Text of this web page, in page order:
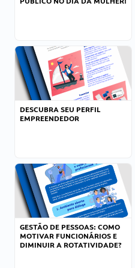
DESCUBRA SEU PERFIL
EMPREENDEDOR
GESTÃO DE PESSOAS: COMO
MOTIVAR FUNCIONÁRIOS E
DIMINUIR A ROTATIVIDADE?